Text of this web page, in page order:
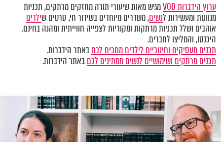
ערוץ הידברות VOD
מגיש מאות שיעורי תורה מחזקים מרתקים, תכניות
מגוונות ומעשירות לנשים, משדרים מיוחדים בשידור חי, סרטים שילדים
אוהבים ושלל תכניות מרתקות ומקוריות לצפייה חווייתית ומהנה בחינם.
היכנסו, והמליצו לחברים.
תכנים מעסיקים וחינוכיים לילדים מחכים לכםבאתר הידברות.
תכנים מרתקים ושימושיים לנשים ממתינים לכםבאתר הידברות.